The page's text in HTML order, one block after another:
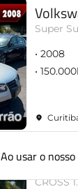
Super
2008
CROSS
Ao usar o